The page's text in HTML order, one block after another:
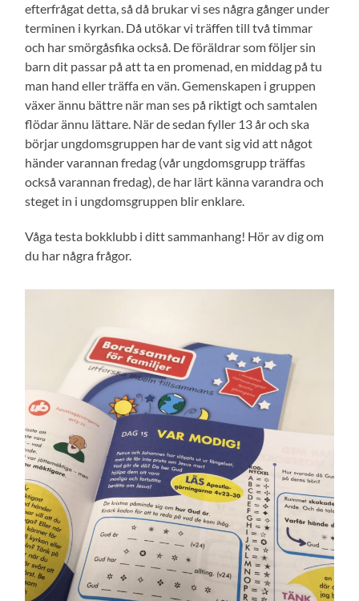
efterfrågat detta, så då brukar vi ses några gånger under
terminen i kyrkan. Då utökar vi träffen till två timmar
och har smörgåsfika också. De föräldrar som följer sin
barn dit passar på att ta en promenad, en middag på tu
man hand eller träffa en vän. Gemenskapen i gruppen
växer ännu bättre när man ses på riktigt och samtalen
flödar ännu lättare. När de sedan fyller 13 år och ska
börjar ungdomsgruppen har de vant sig vid att något
händer varannan fredag (vår ungdomsgrupp träffas
också varannan fredag), de har lärt känna varandra och
steget in i ungdomsgruppen blir enklare.
Våga testa bokklubb i ditt sammanhang! Hör av dig om
du har några frågor.